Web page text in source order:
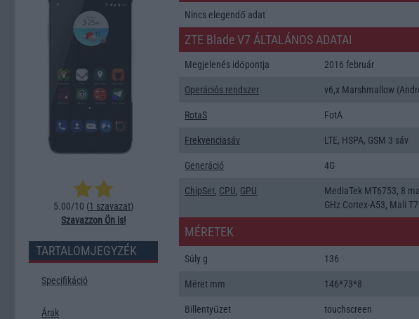
5.00/10 (1 szavazat)
Szavazzon Ön is!
TARTALOMJEGYZÉK
Specifikáció
Árak
Nincs elegendő adat
ZTE Blade V7 ÁLTALÁNOS ADATAI
Megjelenés időpontja 2016 február
Operációs rendszer v6,x Marshmallow
RotaS FotA
Frekvenciasáv LTE, HSPA, GSM 3 sáv
Generáció 4G
ChipSet, CPU, GPU
MediaTek MT6753, 8
GHz Cortex-A53, Mali
MÉRETEK
Súly g 136
Méret mm 146*73*8
Billentyűzet touchscreen